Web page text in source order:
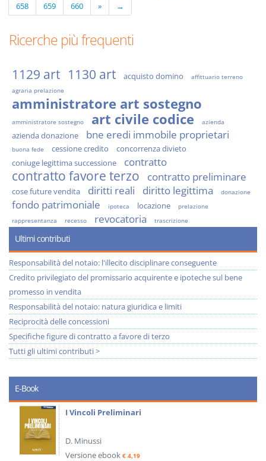
658
659 660 » →
Ricerche più frequenti
1129 art 1130 art acquisto domino
affittuario terreno
agraria prelazione
amministratore art sostegno
amministratore sostegno art civile codice azienda
azienda donazione bne eredi immobile proprietari
buona fede cessione credito
concorrenza divieto
coniuge legittima successione
contratto
contratto favore terzo contratto preliminare
cose future vendita diritti reali diritto legittima donazione
fondo patrimoniale ipoteca locazione
prelazione
rappresentanza
recesso revocatoria trascrizione
Ultimi contributi
Responsabilità del notaio: l'illecito disciplinare conseguente
Credito privilegiato del promissario acquirente e ipoteche sul bene
promesso in vendita
Responsabilità del notaio: natura giuridica e limiti
Reciprocità delle concessioni
Specifiche figure di contratto a favore di terzo
Tutti gli ultimi contributi >
E-Book
I Vincoli Preliminari
D. Minussi
Versione ebook € 4,19